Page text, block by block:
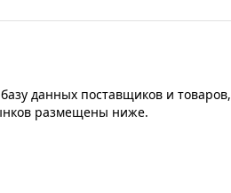
данных поставщиков и товаров,
размещены ниже.